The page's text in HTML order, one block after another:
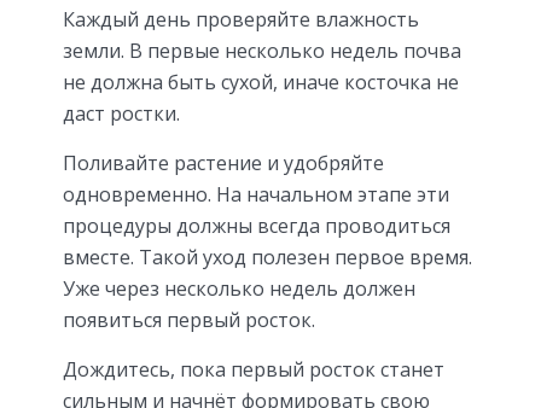
Каждый день проверяйте влажность
земли. В первые несколько недель почва
не должна быть сухой, иначе косточка не
даст ростки.
Поливайте растение и удобряйте
одновременно. На начальном этапе эти
процедуры должны всегда проводиться
вместе. Такой уход полезен первое время.
Уже через несколько недель должен
появиться первый росток.
Дождитесь, пока первый росток станет
сильным и начнёт формировать свою